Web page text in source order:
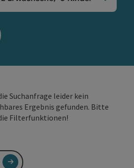
Personenfelder
Suchanfrage leider kein
Ergebnis gefunden. Bitte
Filterfunktionen!